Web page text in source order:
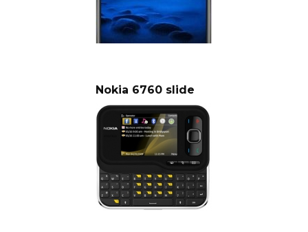
Nokia 6760 slide